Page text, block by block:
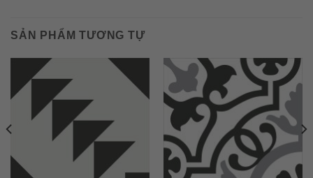
SẢN PHẨM TƯƠNG TỰ